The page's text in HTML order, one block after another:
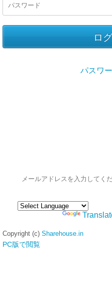
パスワ
Copyright (c) Sharehouse.in
PC版で閲覧